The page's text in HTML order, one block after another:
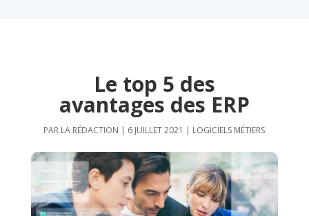
Le top 5 des
avantages des ERP
PAR LA RÉDACTION | 6 JUILLET 2021 | LOGICIELS MÉTIERS